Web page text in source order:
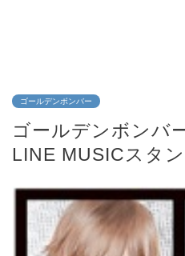
ゴールデンボンバー
ゴールデンボンバ
LINE MUSICスタン